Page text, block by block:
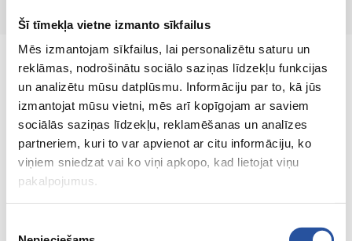
Šī tīmekļa vietne izmanto sīkfailus
Mēs izmantojam sīkfailus, lai personalizētu saturu un
reklāmas, nodrošinātu sociālo saziņas līdzekļu funkcijas
un analizētu mūsu datplūsmu. Informāciju par to, kā jūs
izmantojat mūsu vietni, mēs arī kopīgojam ar saviem
sociālās saziņas līdzekļu, reklamēšanas un analīzes
partneriem, kuri to var apvienot ar citu informāciju, ko
viņiem sniedzat vai ko viņi apkopo, kad lietojat viņu
pakalpojumus.
Интернет-магазин с выгодными ценами и
качественными товарами, где
удовлетворённость клиента является нашей
главной ценностью.
Vse dlja vashego doma i sada!